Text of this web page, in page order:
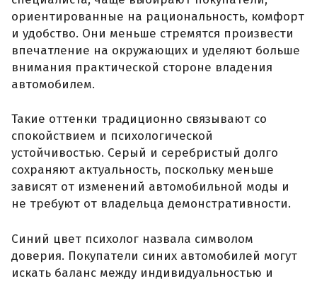
ориентированные на рациональность, комфорт
и удобство. Они меньше стремятся произвести
впечатление на окружающих и уделяют больше
внимания практической стороне владения
автомобилем.
Такие оттенки традиционно связывают со
спокойствием и психологической
устойчивостью. Серый и серебристый долго
сохраняют актуальность, поскольку меньше
зависят от изменений автомобильной моды и
не требуют от владельца демонстративности.
Синий цвет психолог назвала символом
доверия. Покупатели синих автомобилей могут
искать баланс между индивидуальностью и